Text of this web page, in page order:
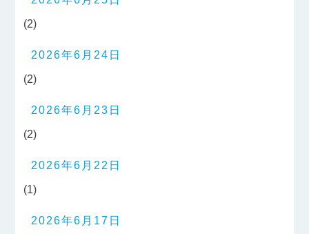
(2)
2026年6月24日
(2)
2026年6月23日
(2)
2026年6月22日
(1)
2026年6月17日